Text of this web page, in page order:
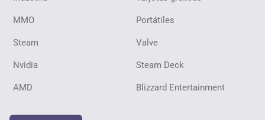
MMO Portátiles
Steam Valve
Nvidia Steam Deck
AMD Blizzard Entertainment